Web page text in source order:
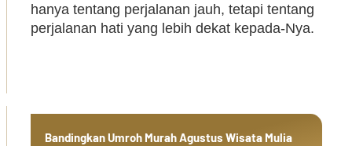
hanya tentang perjalanan jauh, tetapi tentang
perjalanan hati yang lebih dekat kepada-Nya.
Bandingkan Umroh Murah Agustus Wisata Mulia